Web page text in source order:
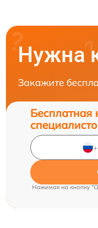
Нужна
Закажите
Бесплатная
Нажимая на кнопку